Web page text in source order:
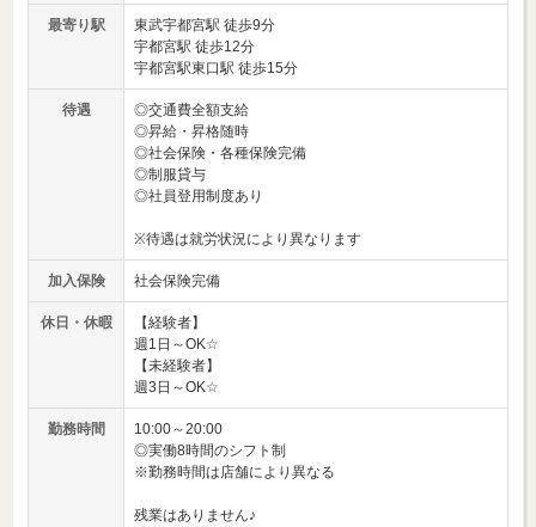
最寄り駅
東武宇都宮駅 徒歩9分
宇都宮駅 徒歩12分
宇都宮駅東口駅 徒歩15分
待遇
◎交通費全額支給
◎昇給・昇格随時
◎社会保険・各種保険完備
◎制服貸与
◎社員登用制度あり
※待遇は就労状況により異なります
加入保険 社会保険完備
休日・休暇
【経験者】
週1日～OK☆
【未経験者】
週3日～OK☆
勤務時間
10:00～20:00
◎実働8時間のシフト制
※勤務時間は店舗により異なる
残業はありません♪